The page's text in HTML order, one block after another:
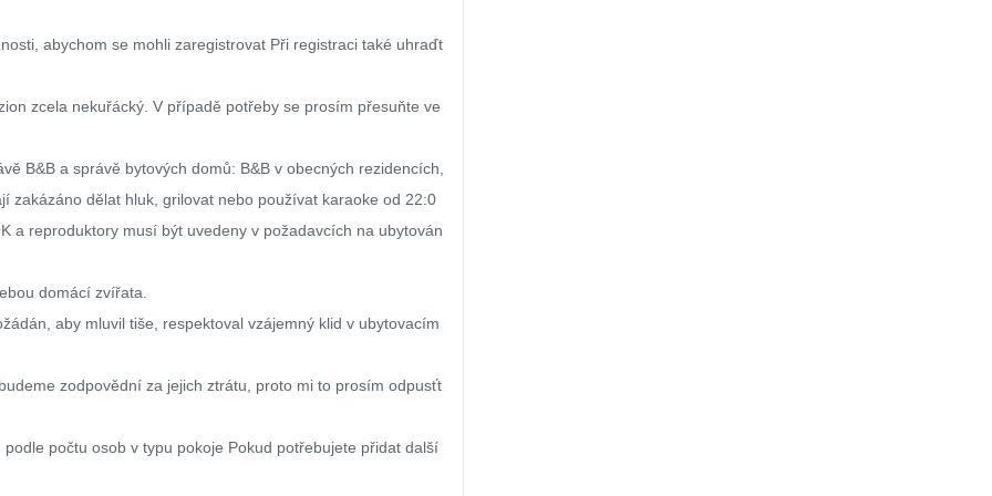
abychom se mohli zaregistrovat Při registraci také uhraďt
zcela nekuřácký. V případě potřeby se prosím přesuňte ve
B&B a správě bytových domů: B&B v obecných rezidencích,
zakázáno dělat hluk, grilovat nebo používat karaoke od 22:0
a reproduktory musí být uvedeny v požadavcích na ubytován
domácí zvířata.
aby mluvil tiše, respektoval vzájemný klid v ubytovacím
zodpovědní za jejich ztrátu, proto mi to prosím odpusťt
počtu osob v typu pokoje Pokud potřebujete přidat další